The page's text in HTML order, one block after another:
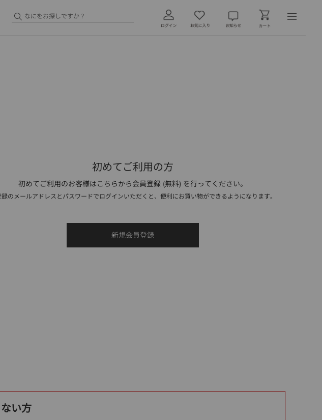
初めてご利用の方
初めてご利用のお客様はこちらから会員登録 (無料) を行ってください。
録のメールアドレスとパスワードでログインいただくと、便利にお買い物ができるようになります。
い方